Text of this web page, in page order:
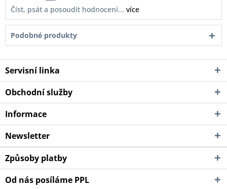
Číst, psát a posoudít hodnocení... více
Podobné produkty
Servisní linka
Obchodní služby
Informace
Newsletter
Způsoby platby
Od nás posíláme PPL